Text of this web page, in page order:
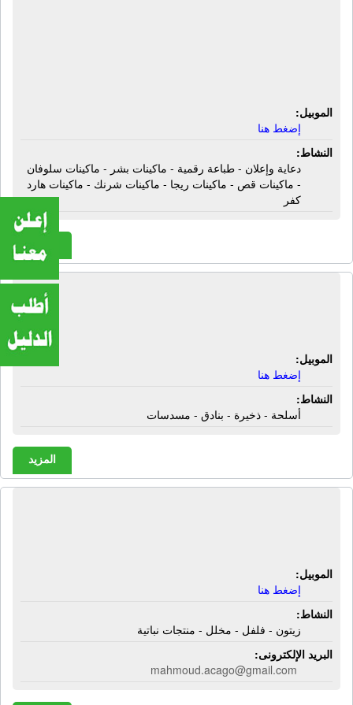
الموبيل:
إضغط هنا
النشاط:
دعاية وإعلان - طباعة رقمية - ماكينات بشر - ماكينات سلوفان
- ماكينات قص - ماكينات ريجا - ماكينات شرنك - ماكينات هارد
كفر
شركة أسلحة وذخائر الصالح | أسلحة -
الموبيل:
إضغط هنا
النشاط:
أسلحة - ذخيرة - بنادق - مسدسات
المزيد
الموبيل:
إضغط هنا
النشاط:
زيتون - فلفل - مخلل - منتجات نباتية
البريد الإلكترونى:
mahmoud.acago@gmail.com